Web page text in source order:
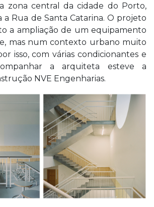
zona central da cidade do Porto,
Rua de Santa Catarina. O projeto
a ampliação de um equipamento
mas num contexto urbano muito
isso, com várias condicionantes e
a arquiteta esteve a
NVE Engenharias.